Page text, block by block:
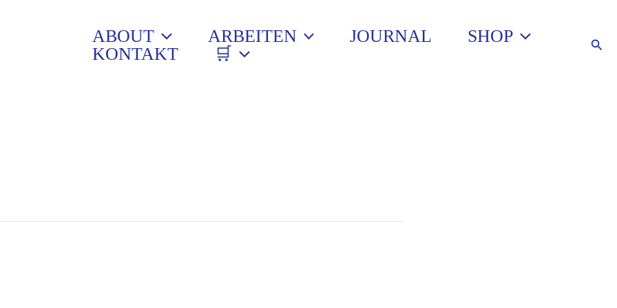
ABOUT ARBEITEN JOURNAL
SHOP
KONTAKT
🛒